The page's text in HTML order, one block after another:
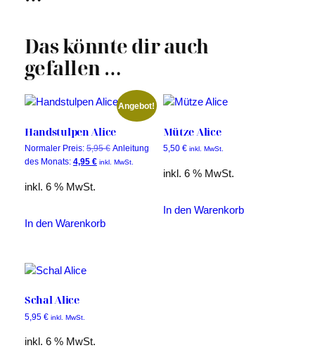
Das könnte dir auch
gefallen …
Angebot!
Handstulpen Alice
Normaler Preis: 5,95€ Ursprünglicher
Preis
Anleitung
des Monats: 4,95 €Aktueller
inkl. MwSt.
inkl. 6 % MwSt.
In den Warenkorb
Mütze Alice
5,50 € inkl. MwSt.
inkl. 6 % MwSt.
In den Warenkorb
Schal Alice
5,95 € inkl. MwSt.
inkl. 6 % MwSt.